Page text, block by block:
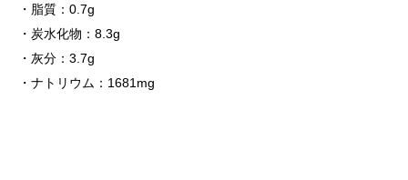
脂質：0.7g
炭水化物：8.3g
灰分：3.7g
ナトリウム：1681mg